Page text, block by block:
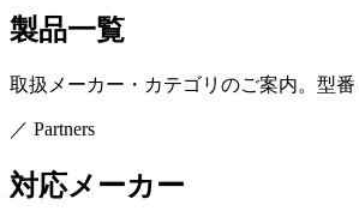
製品一覧
取扱メーカー・カテゴリのご案内。型
／ Partners
対応メーカー